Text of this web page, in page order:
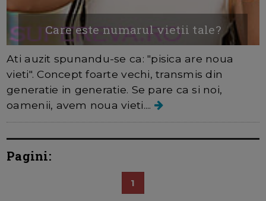
Care este numarul vietii tale?
Ati auzit spunandu-se ca: "pisica are noua
vieti". Concept foarte vechi, transmis din
generatie in generatie. Se pare ca si noi,
oamenii, avem noua vieti....
Pagini:
1